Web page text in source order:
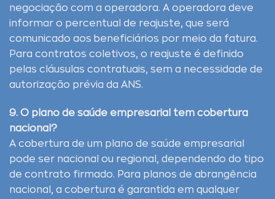
negociação com a operadora. A operadora deve
informar o percentual de reajuste, que será
comunicado aos beneficiários por meio da fatura.
Para contratos coletivos, o reajuste é definido
pelas cláusulas contratuais, sem a necessidade de
autorização prévia da ANS.
9. O plano de saúde empresarial tem cobertura
nacional?
A cobertura de um plano de saúde empresarial
pode ser nacional ou regional, dependendo do tipo
de contrato firmado. Para planos de abrangência
nacional, a cobertura é garantida em qualquer